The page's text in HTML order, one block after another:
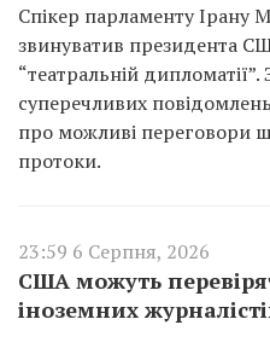
Спікер парламенту Ірану
звинуватив президента
“театральній
суперечливих
про можливі переговори
протоки.
23:59 6 Серпня, 2026
США можуть
іноземних